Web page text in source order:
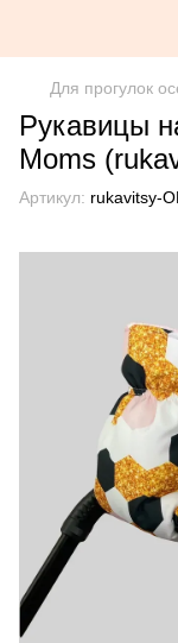
Для прогулок
Рукавицы
Moms
Артикул: rukavitsy-